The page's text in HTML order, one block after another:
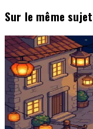
Sur le même sujet